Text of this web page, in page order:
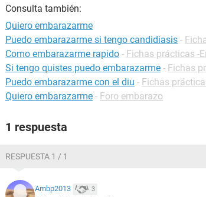
Consulta también:
Quiero embarazarme
Puedo embarazarme si tengo candidiasis -
Como embarazarme rapido - Fichas prácticas -
Si tengo quistes puedo embarazarme - Fichas
Puedo embarazarme con el diu - Fichas
Quiero embarazarme - Foro embarazo
1 respuesta
RESPUESTA 1 / 1
Ambp2013 3